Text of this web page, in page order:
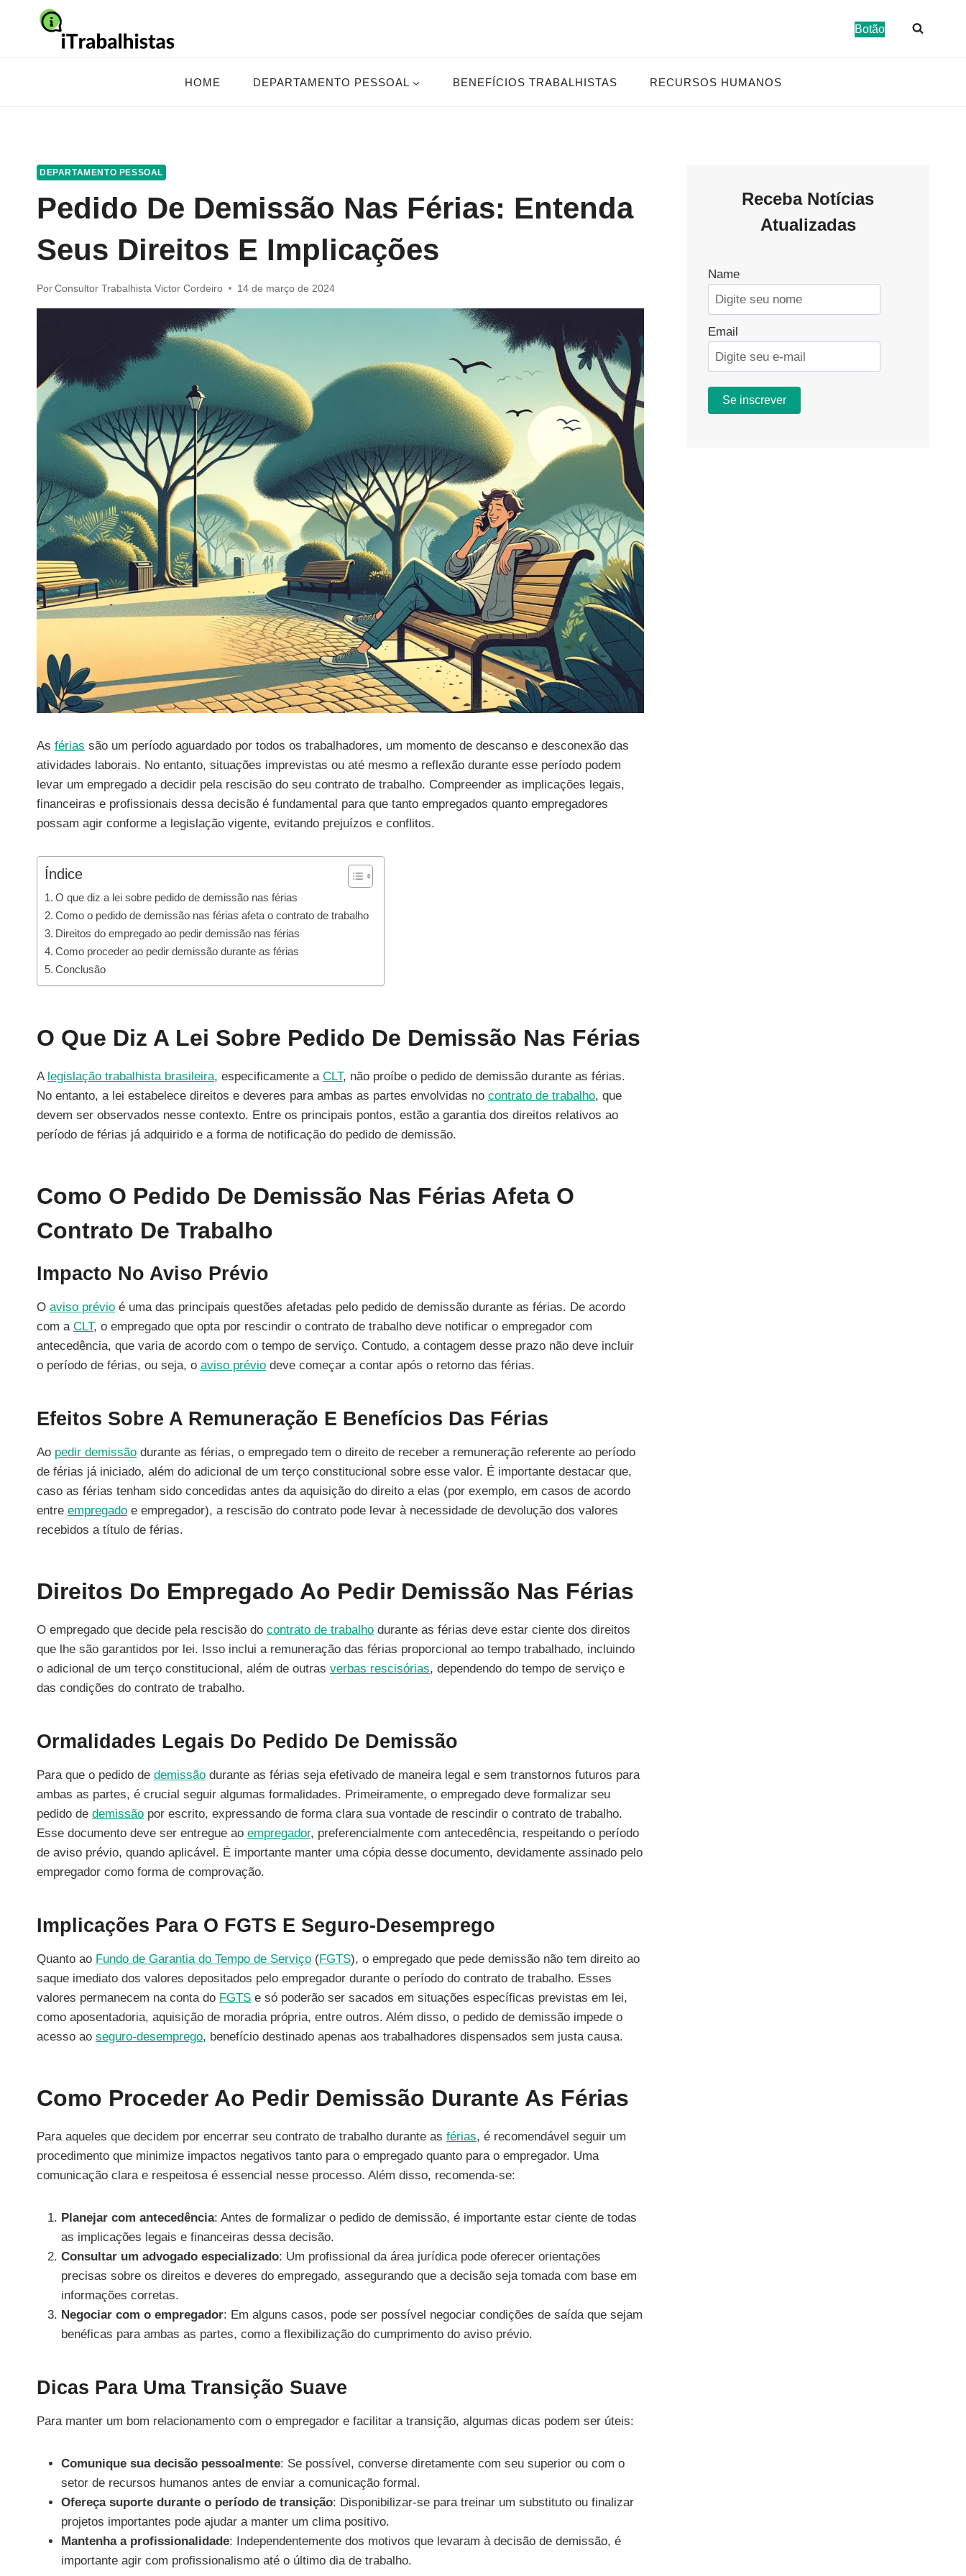
Botão
HOME DEPARTAMENTO PESSOAL BENEFÍCIOS TRABALHISTAS RECURSOS HUMANOS
DEPARTAMENTO PESSOAL
Pedido De Demissão Nas Férias: Entenda
Seus Direitos E Implicações
Por Consultor Trabalhista Victor Cordeiro 14 de março de 2024
As férias são um período aguardado por todos os trabalhadores, um momento de descanso e desconexão das
atividades laborais. No entanto, situações imprevistas ou até mesmo a reflexão durante esse período podem
levar um empregado a decidir pela rescisão do seu contrato de trabalho. Compreender as implicações legais,
financeiras e profissionais dessa decisão é fundamental para que tanto empregados quanto empregadores
possam agir conforme a legislação vigente, evitando prejuízos e conflitos.
Índice
O que diz a lei sobre pedido de demissão nas férias
Como o pedido de demissão nas férias afeta o contrato de trabalho
Direitos do empregado ao pedir demissão nas férias
Como proceder ao pedir demissão durante as férias
Conclusão
O Que Diz A Lei Sobre Pedido De Demissão Nas Férias
A legislação trabalhista brasileira, especificamente a CLT, não proíbe o pedido de demissão durante as férias.
No entanto, a lei estabelece direitos e deveres para ambas as partes envolvidas no contrato de trabalho, que
devem ser observados nesse contexto. Entre os principais pontos, estão a garantia dos direitos relativos ao
período de férias já adquirido e a forma de notificação do pedido de demissão.
Como O Pedido De Demissão Nas Férias Afeta O
Contrato De Trabalho
Impacto No Aviso Prévio
O aviso prévio é uma das principais questões afetadas pelo pedido de demissão durante as férias. De acordo
com a CLT, o empregado que opta por rescindir o contrato de trabalho deve notificar o empregador com
antecedência, que varia de acordo com o tempo de serviço. Contudo, a contagem desse prazo não deve incluir
o período de férias, ou seja, o aviso prévio deve começar a contar após o retorno das férias.
Efeitos Sobre A Remuneração E Benefícios Das Férias
Ao pedir demissão durante as férias, o empregado tem o direito de receber a remuneração referente ao período
de férias já iniciado, além do adicional de um terço constitucional sobre esse valor. É importante destacar que,
caso as férias tenham sido concedidas antes da aquisição do direito a elas (por exemplo, em casos de acordo
entre empregado e empregador), a rescisão do contrato pode levar à necessidade de devolução dos valores
recebidos a título de férias.
Direitos Do Empregado Ao Pedir Demissão Nas Férias
O empregado que decide pela rescisão do contrato de trabalho durante as férias deve estar ciente dos direitos
que lhe são garantidos por lei. Isso inclui a remuneração das férias proporcional ao tempo trabalhado, incluindo
o adicional de um terço constitucional, além de outras verbas rescisórias, dependendo do tempo de serviço e
das condições do contrato de trabalho.
Ormalidades Legais Do Pedido De Demissão
Para que o pedido de demissão durante as férias seja efetivado de maneira legal e sem transtornos futuros para
ambas as partes, é crucial seguir algumas formalidades. Primeiramente, o empregado deve formalizar seu
pedido de demissão por escrito, expressando de forma clara sua vontade de rescindir o contrato de trabalho.
Esse documento deve ser entregue ao empregador, preferencialmente com antecedência, respeitando o período
de aviso prévio, quando aplicável. É importante manter uma cópia desse documento, devidamente assinado pelo
empregador como forma de comprovação.
Implicações Para O FGTS E Seguro-Desemprego
Quanto ao Fundo de Garantia do Tempo de Serviço (FGTS), o empregado que pede demissão não tem direito ao
saque imediato dos valores depositados pelo empregador durante o período do contrato de trabalho. Esses
valores permanecem na conta do FGTS e só poderão ser sacados em situações específicas previstas em lei,
como aposentadoria, aquisição de moradia própria, entre outros. Além disso, o pedido de demissão impede o
acesso ao seguro-desemprego, benefício destinado apenas aos trabalhadores dispensados sem justa causa.
Como Proceder Ao Pedir Demissão Durante As Férias
Para aqueles que decidem por encerrar seu contrato de trabalho durante as férias, é recomendável seguir um
procedimento que minimize impactos negativos tanto para o empregado quanto para o empregador. Uma
comunicação clara e respeitosa é essencial nesse processo. Além disso, recomenda-se:
Planejar com antecedência: Antes de formalizar o pedido de demissão, é importante estar ciente de todas
as implicações legais e financeiras dessa decisão.
Consultar um advogado especializado: Um profissional da área jurídica pode oferecer orientações
precisas sobre os direitos e deveres do empregado, assegurando que a decisão seja tomada com base em
informações corretas.
Negociar com o empregador: Em alguns casos, pode ser possível negociar condições de saída que sejam
benéficas para ambas as partes, como a flexibilização do cumprimento do aviso prévio.
Dicas Para Uma Transição Suave
Para manter um bom relacionamento com o empregador e facilitar a transição, algumas dicas podem ser úteis:
Comunique sua decisão pessoalmente: Se possível, converse diretamente com seu superior ou com o
setor de recursos humanos antes de enviar a comunicação formal.
Ofereça suporte durante o período de transição: Disponibilizar-se para treinar um substituto ou finalizar
projetos importantes pode ajudar a manter um clima positivo.
Mantenha a profissionalidade: Independentemente dos motivos que levaram à decisão de demissão, é
importante agir com profissionalismo até o último dia de trabalho.
Receba Notícias
Atualizadas
Name
Email